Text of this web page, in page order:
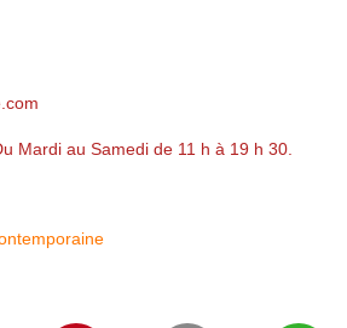
Mardi au Samedi de 11 h à 19 h 30.